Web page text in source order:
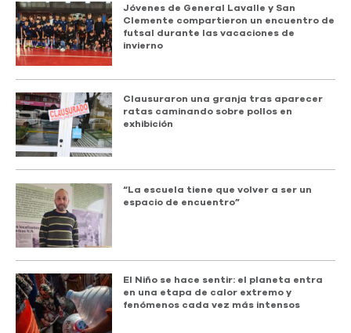
Jóvenes de General Lavalle y San
Clemente compartieron un encuentro de
futsal durante las vacaciones de
invierno
Clausuraron una granja tras aparecer
ratas caminando sobre pollos en
exhibición
“La escuela tiene que volver a ser un
espacio de encuentro”
El Niño se hace sentir: el planeta entra
en una etapa de calor extremo y
fenómenos cada vez más intensos